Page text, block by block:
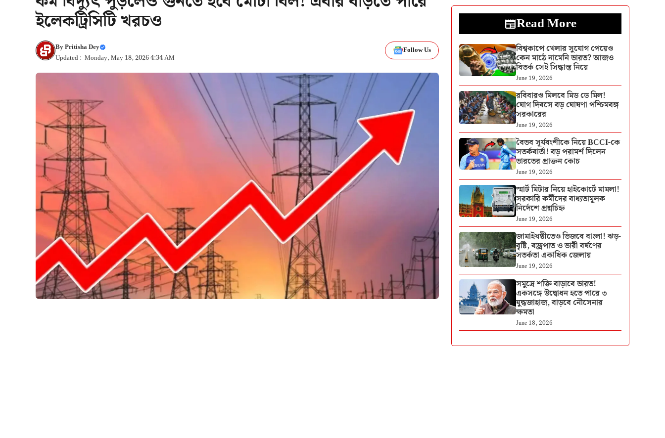
ইলেকট্রিসিটি খরচও
ByPritisha Dey
Updated : Monday, May 18, 2026 4:34 AM
Follow Us
Read More
বিশ্বকাপে খেলার সুযোগ পেয়েও
কেন মাঠে নামেনি ভারত? আজও
বিতর্ক সেই সিদ্ধান্ত নিয়ে
June 19, 2026
রবিবারও মিলবে মিড ডে মিল!
যোগ দিবসে বড় ঘোষণা পশ্চিমবঙ্গ
সরকারের
June 19, 2026
বৈভব সূর্যবংশীকে নিয়ে BCCI-কে
সতর্কবার্তা! বড় পরামর্শ দিলেন
ভারতের প্রাক্তন কোচ
June 19, 2026
স্মার্ট মিটার নিয়ে হাইকোর্টে মামলা!
সরকারি কর্মীদের বাধ্যতামূলক
নির্দেশে প্রশ্নচিহ্ন
June 19, 2026
জামাইষষ্ঠীতেও ভিজবে বাংলা! ঝড়-
বৃষ্টি, বজ্রপাত ও ভারী বর্ষণের
সতর্কতা একাধিক জেলায়
June 19, 2026
সমুদ্রে শক্তি বাড়াবে ভারত!
একসঙ্গে উদ্বোধন হতে পারে ৩
যুদ্ধজাহাজ, বাড়বে নৌসেনার
ক্ষমতা
June 18, 2026